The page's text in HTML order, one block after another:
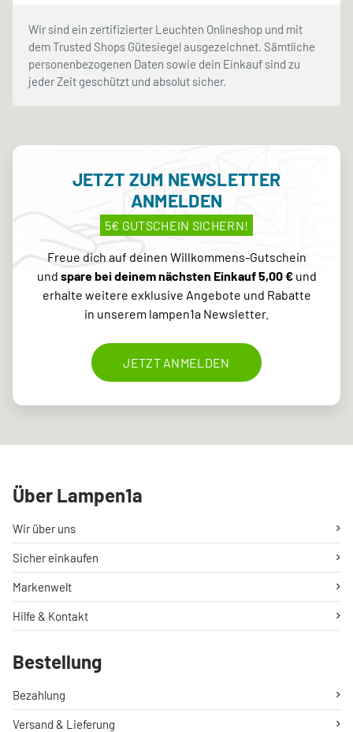
Wir sind ein zertifizierter Leuchten Onlineshop und mit
dem Trusted Shops Gütesiegel ausgezeichnet. Sämtliche
personenbezogenen Daten sowie dein Einkauf sind zu
jeder Zeit geschützt und absolut sicher.
JETZT ZUM NEWSLETTER
ANMELDEN
5€ GUTSCHEIN SICHERN!
Freue dich auf deinen Willkommens-Gutschein
und spare bei deinem nächsten Einkauf 5,00 €und
erhalte weitere exklusive Angebote und Rabatte
in unserem lampen1a Newsletter.
JETZT ANMELDEN
Über Lampen1a
Wir über uns
Sicher einkaufen
Markenwelt
Hilfe & Kontakt
Bestellung
Bezahlung
Versand & Lieferung